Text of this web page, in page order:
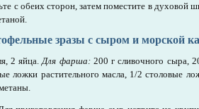
с обеих сторон, затем поместите в духовой
зразы с сыром и морской
2 яйца.Для фарша: 200 г сливочного сыра,
ложки растительного масла, 1/2 столовые